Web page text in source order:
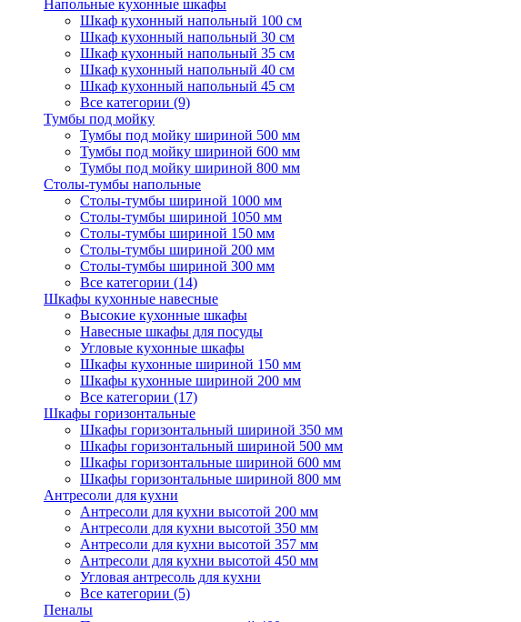
Напольные кухонные шкафы
Шкаф кухонный напольный 100 см
Шкаф кухонный напольный 30 см
Шкаф кухонный напольный 35 см
Шкаф кухонный напольный 40 см
Шкаф кухонный напольный 45 см
Все категории (9)
Тумбы под мойку
Тумбы под мойку шириной 500 мм
Тумбы под мойку шириной 600 мм
Тумбы под мойку шириной 800 мм
Столы-тумбы напольные
Столы-тумбы шириной 1000 мм
Столы-тумбы шириной 1050 мм
Столы-тумбы шириной 150 мм
Столы-тумбы шириной 200 мм
Столы-тумбы шириной 300 мм
Все категории (14)
Шкафы кухонные навесные
Высокие кухонные шкафы
Навесные шкафы для посуды
Угловые кухонные шкафы
Шкафы кухонные шириной 150 мм
Шкафы кухонные шириной 200 мм
Все категории (17)
Шкафы горизонтальные
Шкафы горизонтальный шириной 350 мм
Шкафы горизонтальный шириной 500 мм
Шкафы горизонтальные шириной 600 мм
Шкафы горизонтальные шириной 800 мм
Антресоли для кухни
Антресоли для кухни высотой 200 мм
Антресоли для кухни высотой 350 мм
Антресоли для кухни высотой 357 мм
Антресоли для кухни высотой 450 мм
Угловая антресоль для кухни
Все категории (5)
Пеналы